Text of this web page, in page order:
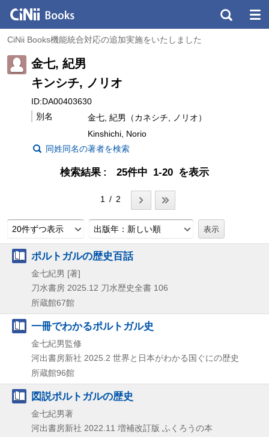
CiNii Books機能統合対応の追加実施をいたしました
金七, 紀男
キンシチ, ノリオ
ID:DA00403630
別名
金七, 紀男（カネシチ, ノリオ）
Kinshichi, Norio
同姓同名の著者を検索
検索結果 25件中 1-20 を表示
1 / 2
20件ずつ表示 出版年：新しい順
ポルトガルの歴史百話
金七紀男 [著]
刀水書房 2025.12 刀水歴史全書 106
所蔵館67館
一冊でわかるポルトガル史
金七紀男監修
河出書房新社 2025.2 世界と日本がわかる国ぐにの歴史
所蔵館96館
図説ポルトガルの歴史
金七紀男著
河出書房新社 2022.11 増補改訂版 ふくろうの本